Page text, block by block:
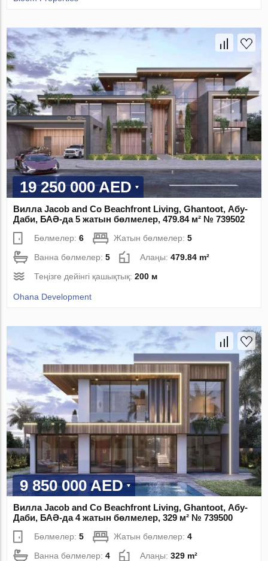
19 250 000 AED
Вилла Jacob and Co Beachfront Living, Ghantoot, Абу-
Даби, БАӘ-да 5 жатын бөлмелер, 479.84 м² № 739502
Бөлмелер:6 Жатын бөлмелер:5
Ванна бөлмелер:5 Алаңы:479.84 m²
Теңізге дейінгі қашықтық:200 м
Ohana Development
9 850 000 AED
Вилла Jacob and Co Beachfront Living, Ghantoot, Абу-
Даби, БАӘ-да 4 жатын бөлмелер, 329 м² № 739500
Бөлмелер:5 Жатын бөлмелер:4
Ванна бөлмелер:4 Алаңы:329 m²